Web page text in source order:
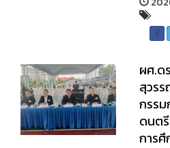
ผศ.ด
สุวร
กรร
ดนต
การศึ